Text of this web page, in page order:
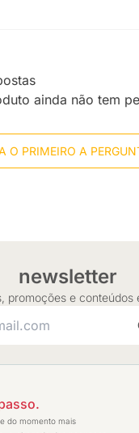
ainda não tem
O PRIMEIRO A
newsletter
promoções e conteúdos
do momento mais